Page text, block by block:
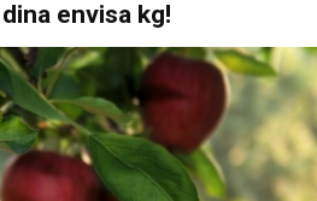
envisa kg!